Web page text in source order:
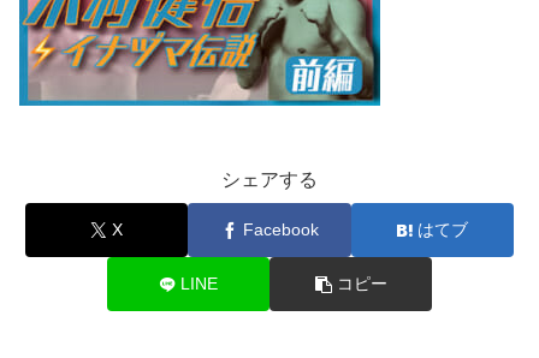
シェアする
X Facebook はてブ
LINE コピー